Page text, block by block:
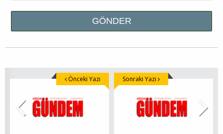
Önceki Yazı Sonraki Yazı